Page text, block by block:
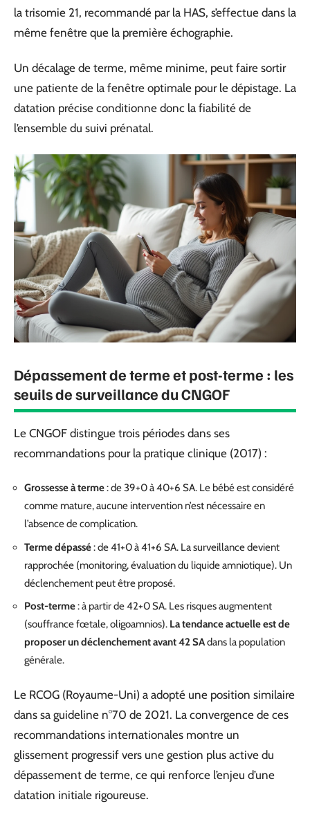
la trisomie 21, recommandé par la HAS, s’effectue dans la
même fenêtre que la première échographie.
Un décalage de terme, même minime, peut faire sortir
une patiente de la fenêtre optimale pour le dépistage. La
datation précise conditionne donc la fiabilité de
l’ensemble du suivi prénatal.
Dépassement de terme et post-terme : les
seuils de surveillance du CNGOF
Le CNGOF distingue trois périodes dans ses
recommandations pour la pratique clinique (2017) :
Grossesse à terme: de 39+0 à 40+6 SA. Le bébé est considéré
comme mature, aucune intervention n’est nécessaire en
l’absence de complication.
Terme dépassé: de 41+0 à 41+6 SA. La surveillance devient
rapprochée (monitoring, évaluation du liquide amniotique). Un
déclenchement peut être proposé.
Post-terme: à partir de 42+0 SA. Les risques augmentent
(souffrance fœtale, oligoamnios). La tendance actuelle est de
proposer un déclenchement avant 42 SAdans la population
générale.
Le RCOG (Royaume-Uni) a adopté une position similaire
dans sa guideline n°70 de 2021. La convergence de ces
recommandations internationales montre un
glissement progressif vers une gestion plus active du
dépassement de terme, ce qui renforce l’enjeu d’une
datation initiale rigoureuse.